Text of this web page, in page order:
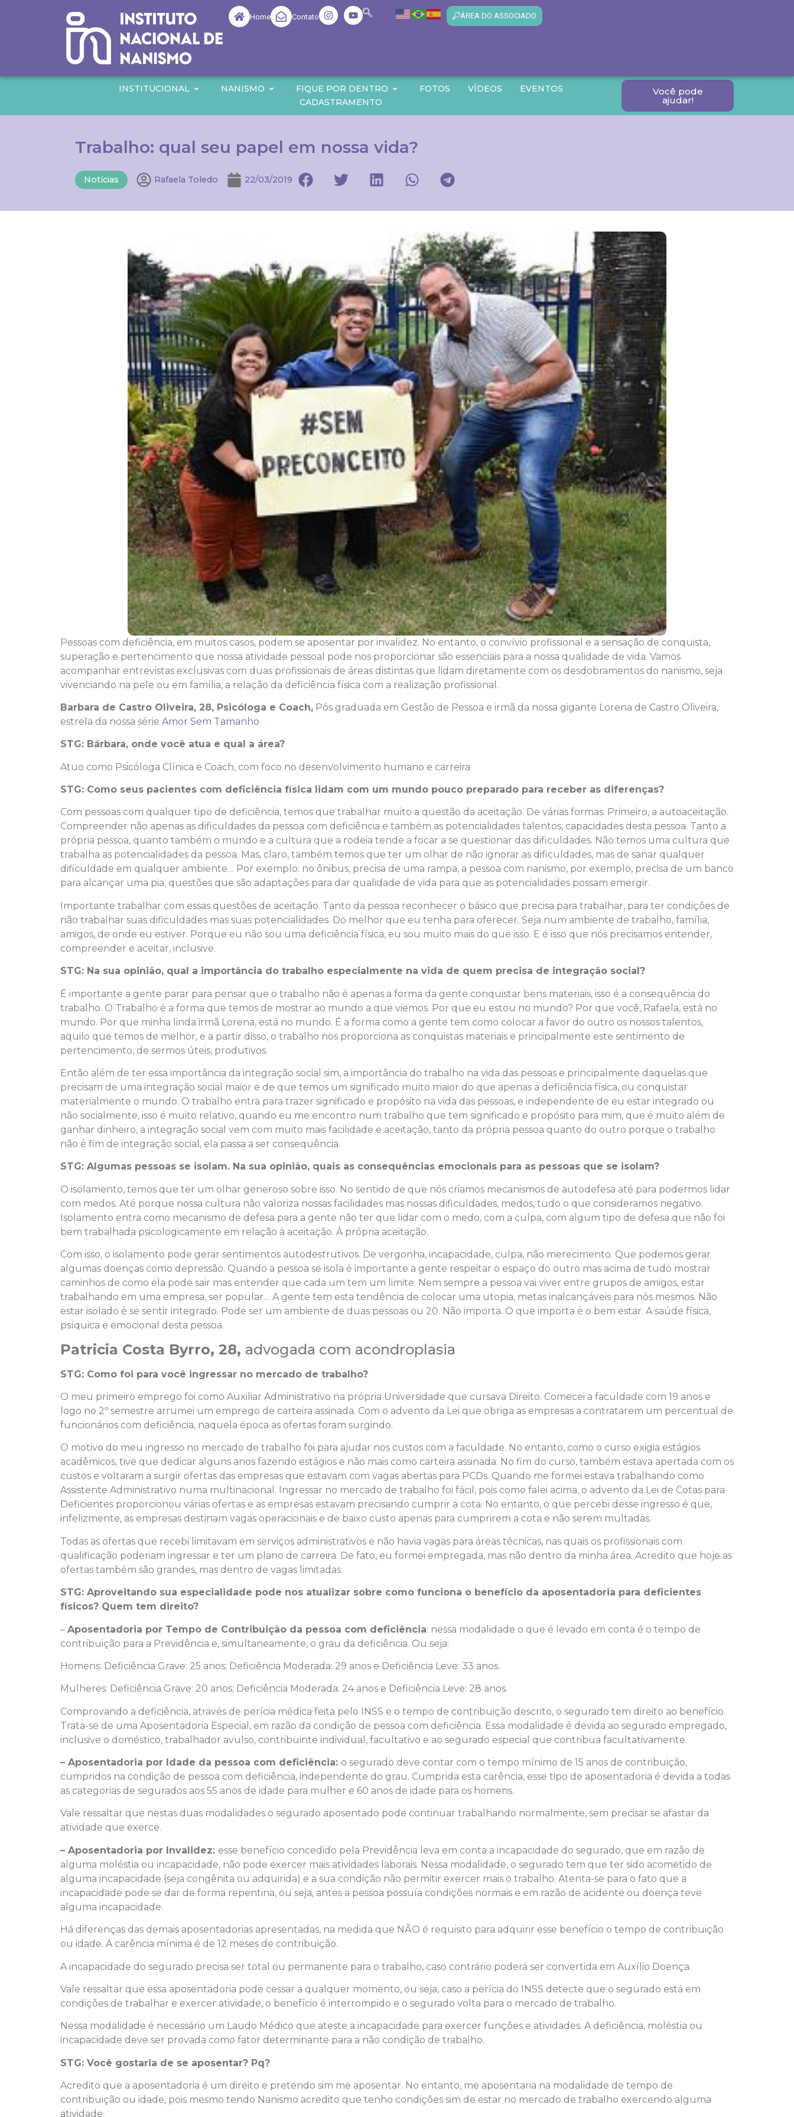
Home Contato ÁREA DO ASSOCIADO
INSTITUCIONAL NANISMO FIQUE POR DENTRO FOTOS VÍDEOS
EVENTOS
CADASTRAMENTO
Você pode
ajudar!
Trabalho: qual seu papel em nossa vida?
Notícias Rafaela Toledo 22/03/2019
Pessoas com deficiência, em muitos casos, podem se aposentar por invalidez. No entanto, o convívio profissional e a sensação de conquista,
superação e pertencimento que nossa atividade pessoal pode nos proporcionar são essenciais para a nossa qualidade de vida. Vamos
acompanhar entrevistas exclusivas com duas profissionais de áreas distintas que lidam diretamente com os desdobramentos do nanismo, seja
vivenciando na pele ou em família, a relação da deficiência física com a realização profissional.
Barbara de Castro Oliveira, 28, Psicóloga e Coach, Pós graduada em Gestão de Pessoa e irmã da nossa gigante Lorena de Castro Oliveira,
estrela da nossa série Amor Sem Tamanho.
STG: Bárbara, onde você atua e qual a área?
Atuo como Psicóloga Clínica e Coach, com foco no desenvolvimento humano e carreira
STG: Como seus pacientes com deficiência física lidam com um mundo pouco preparado para receber as diferenças?
Com pessoas com qualquer tipo de deficiência, temos que trabalhar muito a questão da aceitação. De várias formas. Primeiro, a autoaceitação.
Compreender não apenas as dificuldades da pessoa com deficiência e também as potencialidades talentos, capacidades desta pessoa. Tanto a
própria pessoa, quanto também o mundo e a cultura que a rodeia tende a focar a se questionar das dificuldades. Não temos uma cultura que
trabalha as potencialidades da pessoa. Mas, claro, também temos que ter um olhar de não ignorar as dificuldades, mas de sanar qualquer
dificuldade em qualquer ambiente… Por exemplo: no ônibus, precisa de uma rampa, a pessoa com nanismo, por exemplo, precisa de um banco
para alcançar uma pia, questões que são adaptações para dar qualidade de vida para que as potencialidades possam emergir.
Importante trabalhar com essas questões de aceitação. Tanto da pessoa reconhecer o básico que precisa para trabalhar, para ter condições de
não trabalhar suas dificuldades mas suas potencialidades. Do melhor que eu tenha para oferecer. Seja num ambiente de trabalho, família,
amigos, de onde eu estiver. Porque eu não sou uma deficiência física, eu sou muito mais do que isso. E é isso que nós precisamos entender,
compreender e aceitar, inclusive.
STG: Na sua opinião, qual a importância do trabalho especialmente na vida de quem precisa de integração social?
É importante a gente parar para pensar que o trabalho não é apenas a forma da gente conquistar bens materiais, isso é a consequência do
trabalho. O Trabalho é a forma que temos de mostrar ao mundo a que viemos. Por que eu estou no mundo? Por que você, Rafaela, está no
mundo. Por que minha linda irmã Lorena, está no mundo. É a forma como a gente tem como colocar a favor do outro os nossos talentos,
aquilo que temos de melhor, e a partir disso, o trabalho nos proporciona as conquistas materiais e principalmente este sentimento de
pertencimento, de sermos úteis, produtivos.
Então além de ter essa importância da integração social sim, a importância do trabalho na vida das pessoas e principalmente daquelas que
precisam de uma integração social maior e de que temos um significado muito maior do que apenas a deficiência física, ou conquistar
materialmente o mundo. O trabalho entra para trazer significado e propósito na vida das pessoas, e independente de eu estar integrado ou
não socialmente, isso é muito relativo, quando eu me encontro num trabalho que tem significado e propósito para mim, que é muito além de
ganhar dinheiro, a integração social vem com muito mais facilidade e aceitação, tanto da própria pessoa quanto do outro porque o trabalho
não é fim de integração social, ela passa a ser consequência.
STG: Algumas pessoas se isolam. Na sua opinião, quais as consequências emocionais para as pessoas que se isolam?
O isolamento, temos que ter um olhar generoso sobre isso. No sentido de que nós criamos mecanismos de autodefesa até para podermos lidar
com medos. Até porque nossa cultura não valoriza nossas facilidades mas nossas dificuldades, medos, tudo o que consideramos negativo.
Isolamento entra como mecanismo de defesa para a gente não ter que lidar com o medo, com a culpa, com algum tipo de defesa que não foi
bem trabalhada psicologicamente em relação à aceitação. À própria aceitação.
Com isso, o isolamento pode gerar sentimentos autodestrutivos. De vergonha, incapacidade, culpa, não merecimento. Que podemos gerar
algumas doenças como depressão. Quando a pessoa se isola é importante a gente respeitar o espaço do outro mas acima de tudo mostrar
caminhos de como ela pode sair mas entender que cada um tem um limite. Nem sempre a pessoa vai viver entre grupos de amigos, estar
trabalhando em uma empresa, ser popular… A gente tem esta tendência de colocar uma utopia, metas inalcançáveis para nós mesmos. Não
estar isolado é se sentir integrado. Pode ser um ambiente de duas pessoas ou 20. Não importa. O que importa é o bem estar. A saúde física,
psíquica e emocional desta pessoa.
Patricia Costa Byrro, 28, advogada com acondroplasia
STG: Como foi para você ingressar no mercado de trabalho?
O meu primeiro emprego foi como Auxiliar Administrativo na própria Universidade que cursava Direito. Comecei a faculdade com 19 anos e
logo no 2º semestre arrumei um emprego de carteira assinada. Com o advento da Lei que obriga as empresas a contratarem um percentual de
funcionários com deficiência, naquela época as ofertas foram surgindo.
O motivo do meu ingresso no mercado de trabalho foi para ajudar nos custos com a faculdade. No entanto, como o curso exigia estágios
acadêmicos, tive que dedicar alguns anos fazendo estágios e não mais como carteira assinada. No fim do curso, também estava apertada com os
custos e voltaram a surgir ofertas das empresas que estavam com vagas abertas para PCDs. Quando me formei estava trabalhando como
Assistente Administrativo numa multinacional. Ingressar no mercado de trabalho foi fácil, pois como falei acima, o advento da Lei de Cotas para
Deficientes proporcionou várias ofertas e as empresas estavam precisando cumprir a cota. No entanto, o que percebi desse ingresso é que,
infelizmente, as empresas destinam vagas operacionais e de baixo custo apenas para cumprirem a cota e não serem multadas.
Todas as ofertas que recebi limitavam em serviços administrativos e não havia vagas para áreas técnicas, nas quais os profissionais com
qualificação poderiam ingressar e ter um plano de carreira. De fato, eu formei empregada, mas não dentro da minha área. Acredito que hoje as
ofertas também são grandes, mas dentro de vagas limitadas.
STG: Aproveitando sua especialidade pode nos atualizar sobre como funciona o benefício da aposentadoria para deficientes
físicos? Quem tem direito?
– Aposentadoria por Tempo de Contribuição da pessoa com deficiência: nessa modalidade o que é levado em conta é o tempo de
contribuição para a Previdência e, simultaneamente, o grau da deficiência. Ou seja:
Homens: Deficiência Grave: 25 anos; Deficiência Moderada: 29 anos e Deficiência Leve: 33 anos.
Mulheres: Deficiência Grave: 20 anos; Deficiência Moderada: 24 anos e Deficiência Leve: 28 anos.
Comprovando a deficiência, através de perícia médica feita pelo INSS e o tempo de contribuição descrito, o segurado tem direito ao benefício.
Trata-se de uma Aposentadoria Especial, em razão da condição de pessoa com deficiência. Essa modalidade é devida ao segurado empregado,
inclusive o doméstico, trabalhador avulso, contribuinte individual, facultativo e ao segurado especial que contribua facultativamente.
– Aposentadoria por Idade da pessoa com deficiência: o segurado deve contar com o tempo mínimo de 15 anos de contribuição,
cumpridos na condição de pessoa com deficiência, independente do grau. Cumprida esta carência, esse tipo de aposentadoria é devida a todas
as categorias de segurados aos 55 anos de idade para mulher e 60 anos de idade para os homens.
Vale ressaltar que nestas duas modalidades o segurado aposentado pode continuar trabalhando normalmente, sem precisar se afastar da
atividade que exerce.
– Aposentadoria por Invalidez: esse benefício concedido pela Previdência leva em conta a incapacidade do segurado, que em razão de
alguma moléstia ou incapacidade, não pode exercer mais atividades laborais. Nessa modalidade, o segurado tem que ter sido acometido de
alguma incapacidade (seja congênita ou adquirida) e a sua condição não permitir exercer mais o trabalho. Atenta-se para o fato que a
incapacidade pode se dar de forma repentina, ou seja, antes a pessoa possuía condições normais e em razão de acidente ou doença teve
alguma incapacidade.
Há diferenças das demais aposentadorias apresentadas, na medida que NÃO é requisito para adquirir esse benefício o tempo de contribuição
ou idade. A carência mínima é de 12 meses de contribuição.
A incapacidade do segurado precisa ser total ou permanente para o trabalho, caso contrário poderá ser convertida em Auxílio Doença.
Vale ressaltar que essa aposentadoria pode cessar a qualquer momento, ou seja, caso a perícia do INSS detecte que o segurado está em
condições de trabalhar e exercer atividade, o benefício é interrompido e o segurado volta para o mercado de trabalho.
Nessa modalidade é necessário um Laudo Médico que ateste a incapacidade para exercer funções e atividades. A deficiência, moléstia ou
incapacidade deve ser provada como fator determinante para a não condição de trabalho.
STG: Você gostaria de se aposentar? Pq?
Acredito que a aposentadoria é um direito e pretendo sim me aposentar. No entanto, me aposentaria na modalidade de tempo de
contribuição ou idade, pois mesmo tendo Nanismo acredito que tenho condições sim de estar no mercado de trabalho exercendo alguma
atividade.